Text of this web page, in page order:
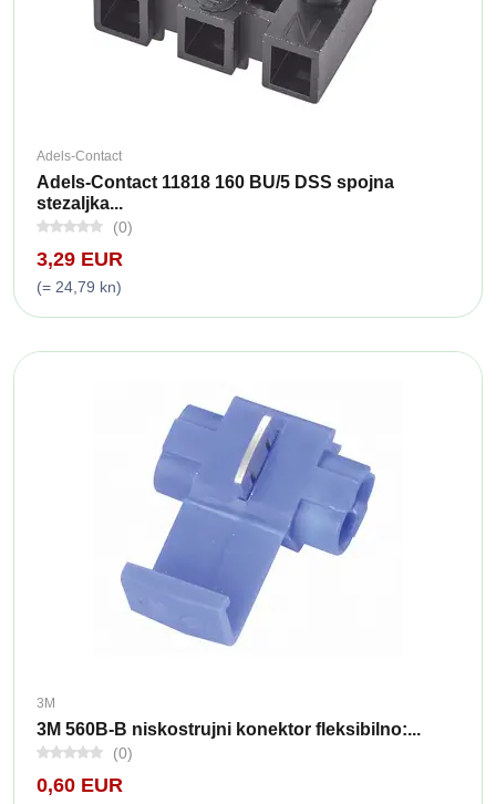
Adels-Contact
Adels-Contact 11818 160 BU/5 DSS spojna
stezaljka...
(0)
3,29 EUR
(= 24,79 kn)
3M
3M 560B-B niskostrujni konektor fleksibilno:...
(0)
0,60 EUR